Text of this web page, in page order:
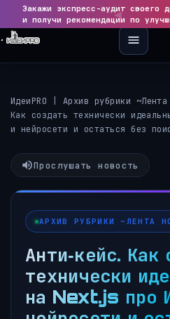
Закажи экспресс-аудит своего
и получи рекомендации по
ИдеиPRO Архив рубрики
Как создать технически
и нейросети и остаться без
Прослушать новость
АРХИВ РУБРИКИ ~ЛЕНТА
Анти‑кейс. Как
технически
на Next.js про